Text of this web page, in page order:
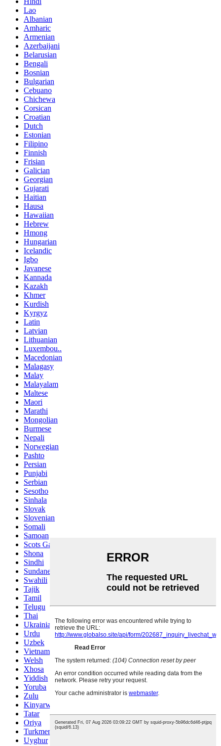
Lao
Albanian
Amharic
Armenian
Azerbaijani
Belarusian
Bengali
Bosnian
Bulgarian
Cebuano
Chichewa
Corsican
Croatian
Dutch
Estonian
Filipino
Finnish
Frisian
Galician
Georgian
Gujarati
Haitian
Hausa
Hawaiian
Hebrew
Hmong
Hungarian
Icelandic
Igbo
Javanese
Kannada
Kazakh
Khmer
Kurdish
Kyrgyz
Latin
Latvian
Lithuanian
Luxembou..
Macedonian
Malagasy
Malay
Malayalam
Maltese
Maori
Marathi
Mongolian
Burmese
Nepali
Norwegian
Pashto
Persian
Punjabi
Serbian
Sesotho
Sinhala
Slovak
Slovenian
Somali
Samoan
Scots Gaelic
Shona
Sindhi
Sundanese
Swahili
Tajik
Tamil
Telugu
Thai
Ukrainian
Urdu
Uzbek
Vietnamese
Welsh
Xhosa
Yiddish
Yoruba
Zulu
Kinyarwanda
Tatar
Oriya
Turkmen
Uyghur